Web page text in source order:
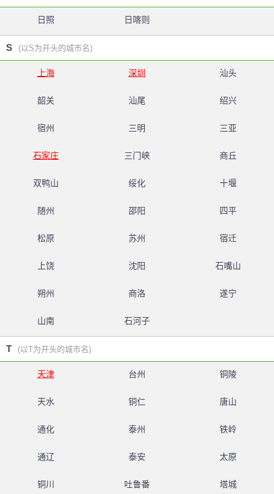
日照 日喀则
S (以S为开头的城市名)
上海 深圳 汕头
韶关 汕尾 绍兴
宿州 三明 三亚
石家庄 三门峡 商丘
双鸭山 绥化 十堰
随州 邵阳 四平
松原 苏州 宿迁
上饶 沈阳 石嘴山
朔州 商洛 遂宁
山南 石河子
T (以T为开头的城市名)
天津 台州 铜陵
天水 铜仁 唐山
通化 泰州 铁岭
通辽 泰安 太原
铜川 吐鲁番 塔城